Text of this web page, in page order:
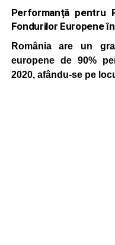
Performanță pentru
Fondurilor Europene
România are un
europene de 90%
2020, afându-se pe